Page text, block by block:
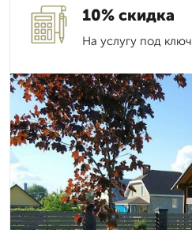
10% скидка
На услугу под ключ